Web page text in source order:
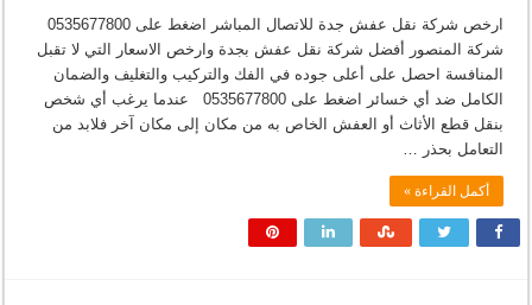
ارخص شركة نقل عفش جدة للاتصال المباشر اضغط على 0535677800
شركة المنصور أفضل شركة نقل عفش بجدة وارخص الاسعار التي لا تقبل
المنافسة احصل على أعلى جوده في الفك والتركيب والتغليف والضمان
الكامل ضد أي خسائر اضغط على 0535677800 عندما يرغب أي شخص
بنقل قطع الأثاث أو العفش الخاص به من مكان إلى مكان آخر فلابد من
التعامل بحذر …
أكمل القراءة »